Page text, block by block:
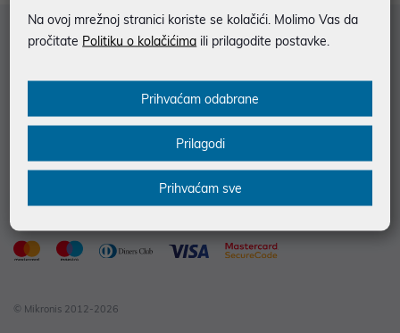
Služba za korisnike
© Mikronis 2012-2026
Na ovoj mrežnoj stranici koriste se kolačići. Molimo Vas da
pročitate Politiku o kolačićima ili prilagodite postavke.
Prihvaćam odabrane
Prilagodi
Prihvaćam sve